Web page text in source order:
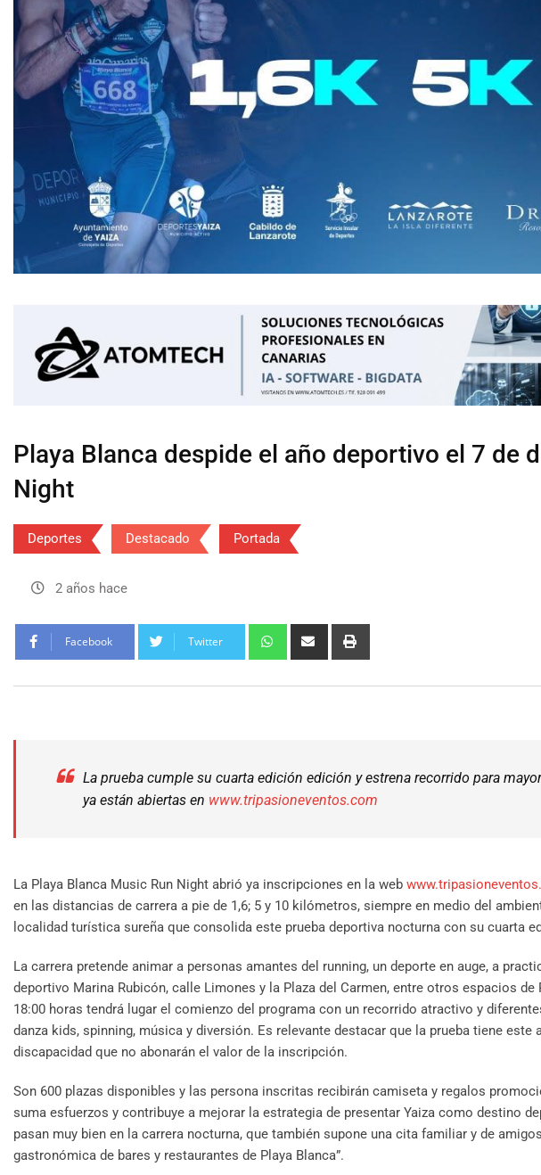
Playa Blanca despide el año deportivo el 7 de
Night
Deportes Destacado Portada
2 años hace
Facebook Twitter
La prueba cumple su cuarta edición edición y estrena recorrido para
ya están abiertas en www.tripasioneventos.com
La Playa Blanca Music Run Night abrió ya inscripciones en la web
en las distancias de carrera a pie de 1,6; 5 y 10 kilómetros, siempre en medio del
localidad turística sureña que consolida este prueba deportiva nocturna con su cuarta
La carrera pretende animar a personas amantes del running, un deporte en auge, a
deportivo Marina Rubicón, calle Limones y la Plaza del Carmen, entre otros espacios
18:00 horas tendrá lugar el comienzo del programa con un recorrido atractivo y
danza kids, spinning, música y diversión. Es relevante destacar que la prueba tiene
discapacidad que no abonarán el valor de la inscripción.
Son 600 plazas disponibles y las persona inscritas recibirán camiseta y regalos
suma esfuerzos y contribuye a mejorar la estrategia de presentar Yaiza como destino
pasan muy bien en la carrera nocturna, que también supone una cita familiar y de
gastronómica de bares y restaurantes de Playa Blanca”.